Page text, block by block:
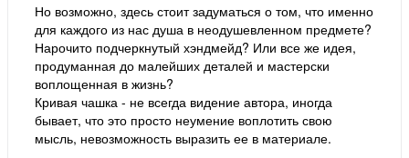
Но возможно, здесь стоит задуматься о том, что именно
для каждого из нас душа в неодушевленном предмете?
Нарочито подчеркнутый хэндмейд? Или все же идея,
продуманная до малейших деталей и мастерски
воплощенная в жизнь?
Кривая чашка - не всегда видение автора, иногда
бывает, что это просто неумение воплотить свою
мысль, невозможность выразить ее в материале.